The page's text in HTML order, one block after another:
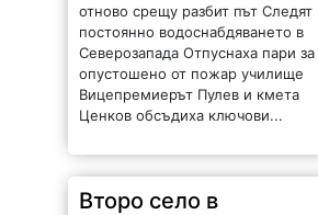
отново срещу разбит път Следят
постоянно водоснабдяването в
Северозапада Отпуснаха пари за
опустошено от пожар училище
Вицепремиерът Пулев и кмета
Ценков обсъдиха ключови...
Второ село в